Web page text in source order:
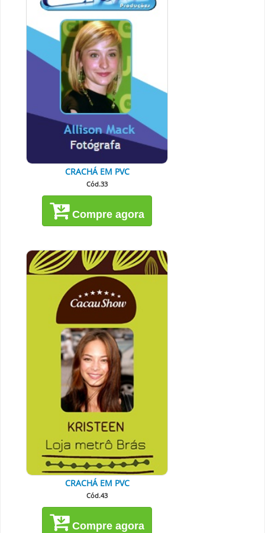
CRACHÁ EM PVC
Cód.33
Compre agora
CRACHÁ EM PVC
Cód.43
Compre agora